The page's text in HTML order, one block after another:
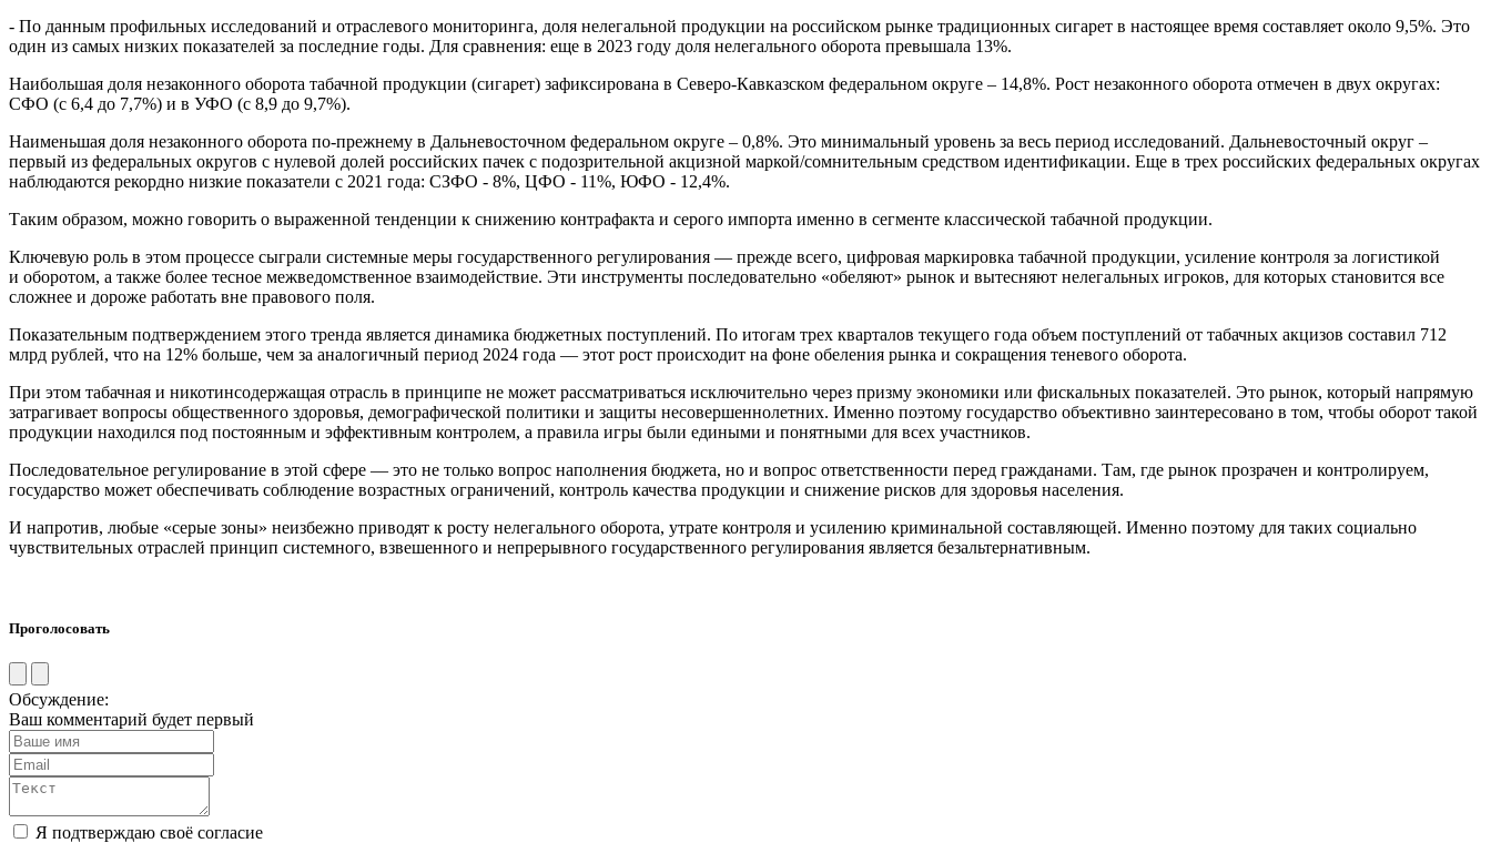
- По данным профильных исследований и отраслевого мониторинга, доля нелегальной продукции на российском рынке традиционных сигарет в настоящее время составляет около 9,5%. Это
один из самых низких показателей за последние годы. Для сравнения: еще в 2023 году доля нелегального оборота превышала 13%.
Наибольшая доля незаконного оборота табачной продукции (сигарет) зафиксирована в Северо-Кавказском федеральном округе – 14,8%. Рост незаконного оборота отмечен в двух округах:
СФО (с 6,4 до 7,7%) и в УФО (с 8,9 до 9,7%).
Наименьшая доля незаконного оборота по-прежнему в Дальневосточном федеральном округе – 0,8%. Это минимальный уровень за весь период исследований. Дальневосточный округ –
первый из федеральных округов с нулевой долей российских пачек с подозрительной акцизной маркой/сомнительным средством идентификации. Еще в трех российских федеральных округах
наблюдаются рекордно низкие показатели с 2021 года: СЗФО - 8%, ЦФО - 11%, ЮФО - 12,4%.
Таким образом, можно говорить о выраженной тенденции к снижению контрафакта и серого импорта именно в сегменте классической табачной продукции.
Ключевую роль в этом процессе сыграли системные меры государственного регулирования — прежде всего, цифровая маркировка табачной продукции, усиление контроля за логистикой
и оборотом, а также более тесное межведомственное взаимодействие. Эти инструменты последовательно «обеляют» рынок и вытесняют нелегальных игроков, для которых становится все
сложнее и дороже работать вне правового поля.
Показательным подтверждением этого тренда является динамика бюджетных поступлений. По итогам трех кварталов текущего года объем поступлений от табачных акцизов составил 712
млрд рублей, что на 12% больше, чем за аналогичный период 2024 года — этот рост происходит на фоне обеления рынка и сокращения теневого оборота.
При этом табачная и никотинсодержащая отрасль в принципе не может рассматриваться исключительно через призму экономики или фискальных показателей. Это рынок, который напрямую
затрагивает вопросы общественного здоровья, демографической политики и защиты несовершеннолетних. Именно поэтому государство объективно заинтересовано в том, чтобы оборот такой
продукции находился под постоянным и эффективным контролем, а правила игры были едиными и понятными для всех участников.
Последовательное регулирование в этой сфере — это не только вопрос наполнения бюджета, но и вопрос ответственности перед гражданами. Там, где рынок прозрачен и контролируем,
государство может обеспечивать соблюдение возрастных ограничений, контроль качества продукции и снижение рисков для здоровья населения.
И напротив, любые «серые зоны» неизбежно приводят к росту нелегального оборота, утрате контроля и усилению криминальной составляющей. Именно поэтому для таких социально
чувствительных отраслей принцип системного, взвешенного и непрерывного государственного регулирования является безальтернативным.
Проголосовать
Обсуждение:
Ваш комментарий будет первый
Я подтверждаю своё согласие